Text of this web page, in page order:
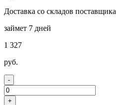
Доставка со складов поставщика
займет 7 дней
1 327
руб.
-
+